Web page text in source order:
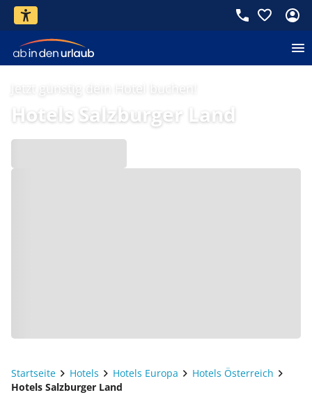
Jetzt günstig dein Hotel buchen!
Hotels Salzburger Land
Startseite Hotels Hotels Europa
Hotels Österreich
Hotels Salzburger Land